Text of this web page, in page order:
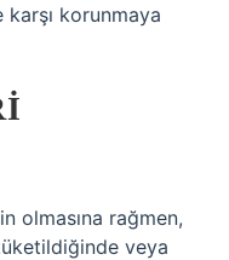
korunmaya
olmasına rağmen,
veya